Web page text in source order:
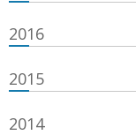
2016
2015
2014